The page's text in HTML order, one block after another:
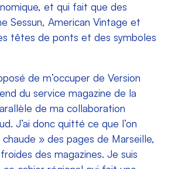
et qui fait que des
Sessun, American Vintage et
têtes de ponts et des symboles
de m’occuper de Version
du service magazine de la
de ma collaboration
J’ai donc quitté ce que l’on
chaude » des pages de Marseille,
des magazines. Je suis